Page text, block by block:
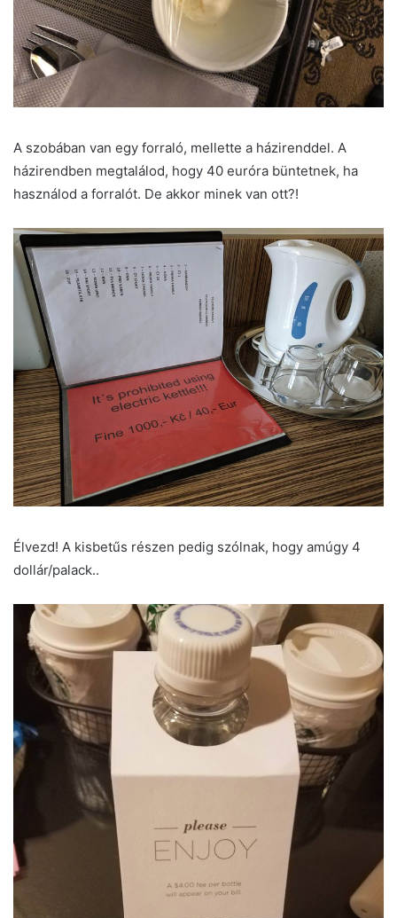
A szobában van egy forraló, mellette a házirenddel. A
házirendben megtalálod, hogy 40 euróra büntetnek, ha
használod a forralót. De akkor minek van ott?!
Élvezd! A kisbetűs részen pedig szólnak, hogy amúgy 4
dollár/palack..